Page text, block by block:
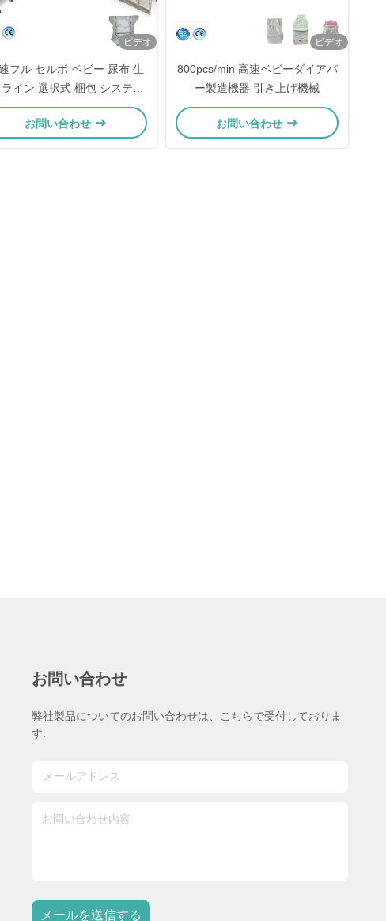
ビデオ
フル セルボ ベビー 尿布 生
イン 選択式 梱包 システム
付き PLC コントロール
お問い合わせ
ビデオ
800pcs/min 高速ベビーダイアパ
ー製造機器 引き上げ機械
お問い合わせ
お問い合わせ
弊社製品についてのお問い合わせは、こちらで受付しておりま
す.
メールを送信する